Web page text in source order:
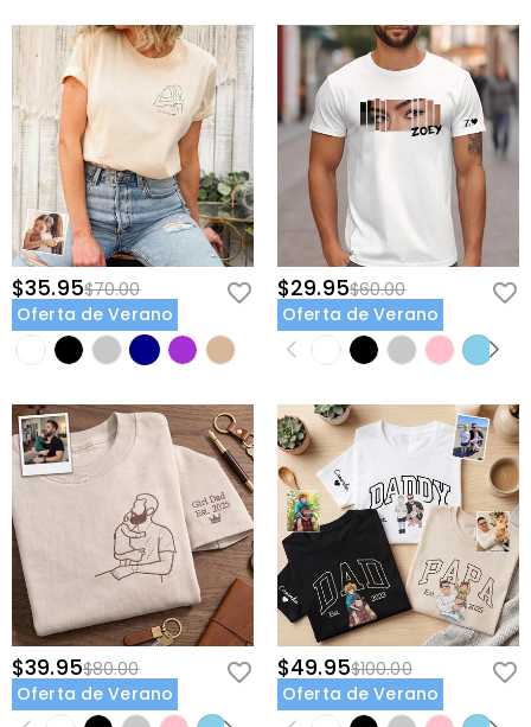
$35.95$70.00
Oferta de Verano
$29.95$60.00
Oferta de Verano
$39.95$80.00
Oferta de Verano
$49.95$100.00
Oferta de Verano